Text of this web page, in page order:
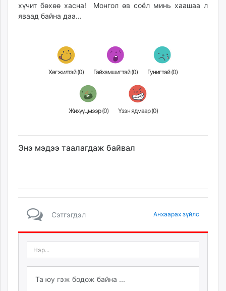
хүчит бөхөө хасна! Монгол өв соёл минь хаашаа л
яваад байна даа...
Хөгжилтэй (0) Гайхамшигтай (0) Гунигтай (0)
Жихүүцмээр (0) Үзэн ядмаар (0)
Энэ мэдээ таалагдаж байвал
Сэтгэгдэл Анхаарах зүйлс